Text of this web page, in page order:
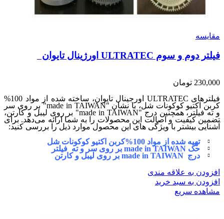
مقایسه
فیلتر دوم و سوم ULTRATEC اورژینال تایوان
230,000 تومان
فیلترهای ULTRATEC اورجینال تایوان، ساخته شده از مواد 100%
کربن اکتیو کوکونات شل، با نشان "made in TAIWAN" بر روی سر
و ته فیلتر، همچنین درج "made in TAIWAN" بر روی لیبل و کارتن،
تضمین کیفیت و اصالت این محصولات را به شما ارائه می‌دهد. برای
آشنایی بیشتر با ویژگی های این محصول موارد ذیل را بررسی کنید:
تهیه شده از مواد 100%کربن اکتیو کوکونات شل
حک made in TAIWAN بر روی سر و ته فیلتر
درج made in TAIWAN بر روی لیبل و کارتن
افزودن به علاقه مندی
افزودن به سبد خرید
مشاهده سریع